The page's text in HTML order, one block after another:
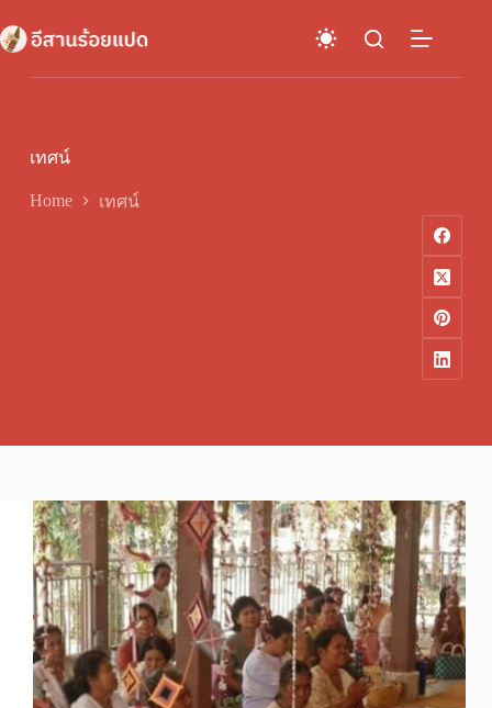
to
content
เทศน์
Home เทศน์